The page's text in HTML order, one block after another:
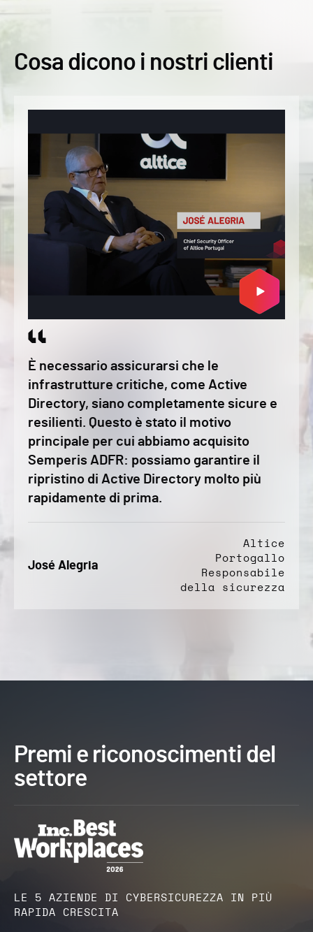
Cosa dicono i nostri clienti
È necessario assicurarsi che le
infrastrutture critiche, come Active
Directory, siano completamente sicure e
resilienti. Questo è stato il motivo
principale per cui abbiamo acquisito
Semperis ADFR: possiamo garantire il
ripristino di Active Directory molto più
rapidamente di prima.
José Alegria
Altice
Portogallo
Responsabile
della sicurezza
Premi e riconoscimenti del
settore
LE 5 AZIENDE DI CYBERSICUREZZA IN PIÙ
RAPIDA CRESCITA